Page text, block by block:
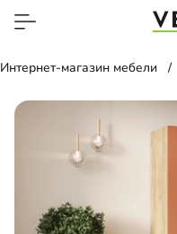
Интернет-магазин мебели